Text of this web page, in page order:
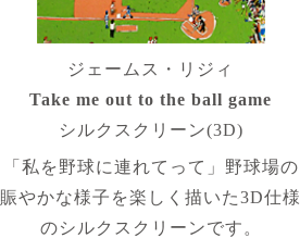
ジェームス・リジィ
Take me out to the ball game
シルクスクリーン(3D)
「私を野球に連れてって」野球場の
賑やかな様子を楽しく描いた3D仕様
のシルクスクリーンです。